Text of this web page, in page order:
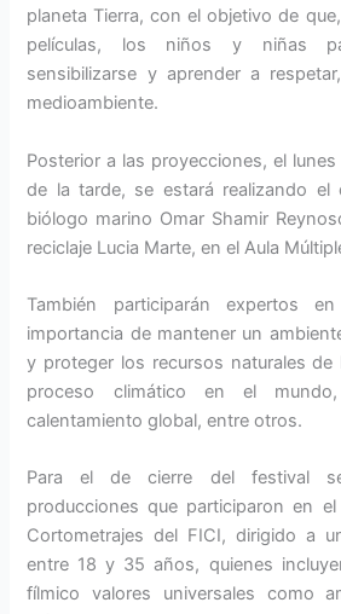
planeta Tierra, con el objetivo de
películas, los niños y niñas
sensibilizarse y aprender a
medioambiente.
Posterior a las proyecciones, el
de la tarde, se estará realizando el
biólogo marino Omar Shamir
reciclaje Lucia Marte, en el Aula
También participarán expertos
importancia de mantener un
y proteger los recursos naturales de
proceso climático en el
calentamiento global, entre otros.
Para el de cierre del festival
producciones que participaron en
Cortometrajes del FICI, dirigido a
entre 18 y 35 años, quienes
fílmico valores universales como